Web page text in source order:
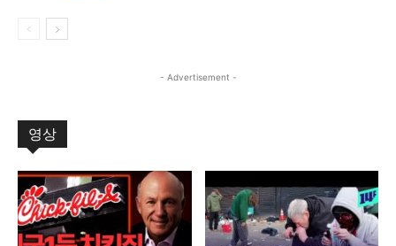
- Advertisement -
영상